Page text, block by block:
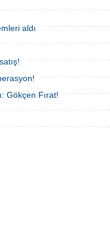
aldı
Gökçen Fırat!